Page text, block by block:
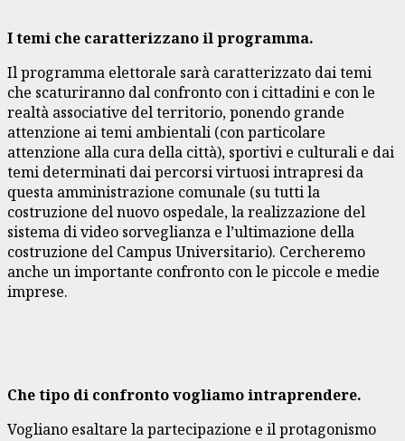
I temi che caratterizzano il programma.
Il programma elettorale sarà caratterizzato dai temi
che scaturiranno dal confronto con i cittadini e con le
realtà associative del territorio, ponendo grande
attenzione ai temi ambientali (con particolare
attenzione alla cura della città), sportivi e culturali e dai
temi determinati dai percorsi virtuosi intrapresi da
questa amministrazione comunale (su tutti la
costruzione del nuovo ospedale, la realizzazione del
sistema di video sorveglianza e l’ultimazione della
costruzione del Campus Universitario). Cercheremo
anche un importante confronto con le piccole e medie
imprese.
Che tipo di confronto vogliamo intraprendere.
Vogliano esaltare la partecipazione e il protagonismo